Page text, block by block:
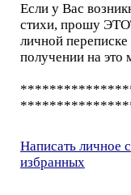
Если у Вас
стихи, прошу
личной
получении на это
Написать личное
избранных